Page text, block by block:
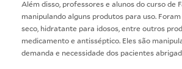
Além disso, professores e alunos do curso de
manipulando alguns produtos para uso.
seco, hidratante para idosos, entre outros
medicamento e antisséptico. Eles são
demanda e necessidade dos pacientes